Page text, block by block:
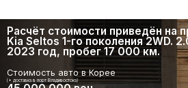
Расчёт стоимости приведён на
Kia Seltos 1-го поколения 2WD.
2023 год, пробег 17 000 км.
Стоимость авто в Корее
(+ доставка в порт Владивостока)